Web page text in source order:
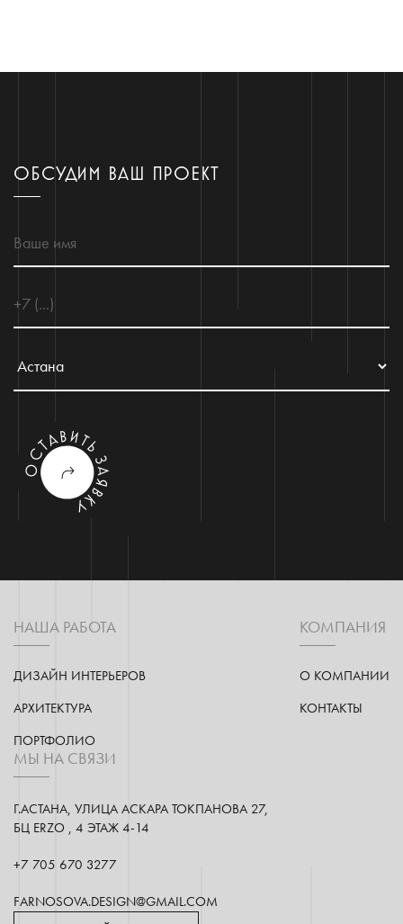
ОБСУДИМ ВАШ ПРОЕКТ
НАША РАБОТА
ДИЗАЙН ИНТЕРЬЕРОВ
АРХИТЕКТУРА
ПОРТФОЛИО
КОМПАНИЯ
О КОМПАНИИ
КОНТАКТЫ
МЫ НА СВЯЗИ
Г.АСТАНА, УЛИЦА АСКАРА ТОКПАНОВА 27,
БЦ ERZO , 4 ЭТАЖ 4-14
+7 705 670 3277
FARNOSOVA.DESIGN@GMAIL.COM